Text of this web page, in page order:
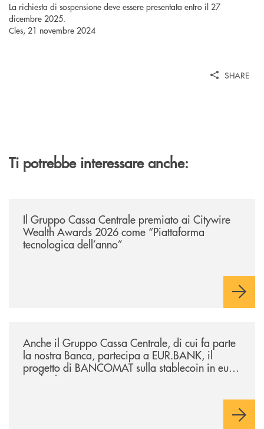
La richiesta di sospensione deve essere presentata entro il 27
dicembre 2025.
Cles, 21 novembre 2024
SHARE
Ti potrebbe interessare anche:
Il Gruppo Cassa Centrale premiato ai Citywire
Wealth Awards 2026 come “Piattaforma
tecnologica dell’anno”
Anche il Gruppo Cassa Centrale, di cui fa parte
la nostra Banca, partecipa a EUR.BANK, il
progetto di BANCOMAT sulla stablecoin in euro
e sul relativo ecosistema